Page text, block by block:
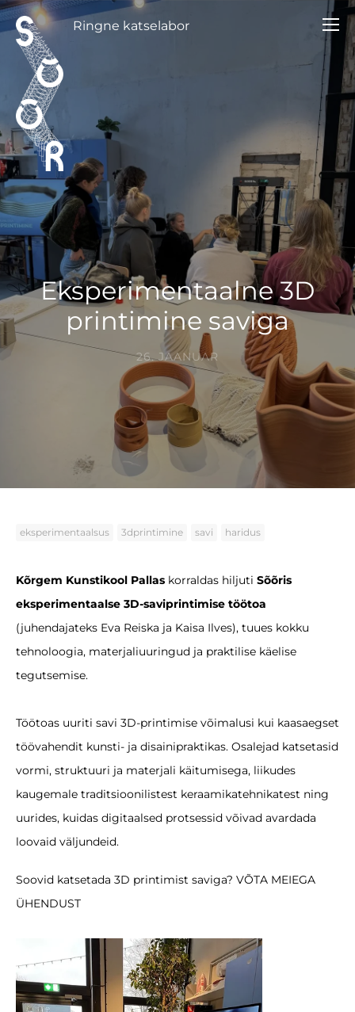
Ringne katselabor
Eksperimentaalne 3D
printimine saviga
26. JAANUAR
eksperimentaalsus 3dprintimine savi haridus
Kõrgem Kunstikool Pallas korraldas hiljuti Sõõris
eksperimentaalse 3D-saviprintimise töötoa
(juhendajateks Eva Reiska ja Kaisa Ilves), tuues kokku
tehnoloogia, materjaliuuringud ja praktilise käelise
tegutsemise.
Töötoas uuriti savi 3D-printimise võimalusi kui kaasaegset
töövahendit kunsti- ja disainipraktikas. Osalejad katsetasid
vormi, struktuuri ja materjali käitumisega, liikudes
kaugemale traditsioonilistest keraamikatehnikatest ning
uurides, kuidas digitaalsed protsessid võivad avardada
loovaid väljundeid.
Soovid katsetada 3D printimist saviga? VÕTA MEIEGA
ÜHENDUST